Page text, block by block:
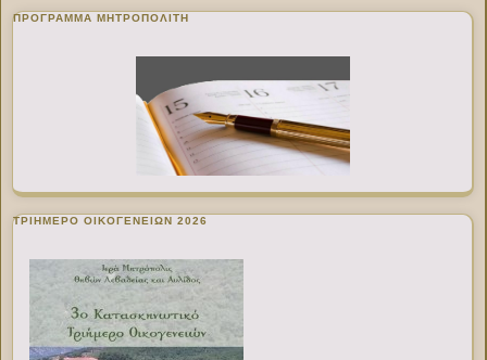
ΠΡΌΓΡΑΜΜΑ ΜΗΤΡΟΠΟΛΊΤΗ
ΤΡΙΗΜΕΡΟ ΟΙΚΟΓΕΝΕΙΩΝ 2026